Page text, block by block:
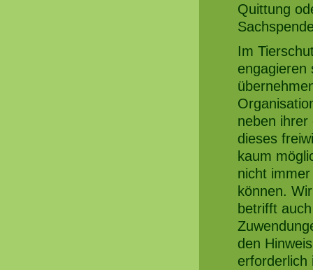
Quittung
Im
engagieren
neben ihrer
dieses
kaum
nicht
können.
betrifft
den
erforderlich